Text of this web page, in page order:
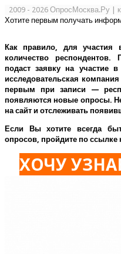
2009 - 2026 ОпросМосква.Ру
Хотите первым получать
Как правило, для участия
количество
подаст заявку на участие
исследовательская
первым при записи —
появляются новые опросы.
на сайт и отслеживать
Если Вы хотите всегда
опросов, пройдите по ссылке
ХОЧУ